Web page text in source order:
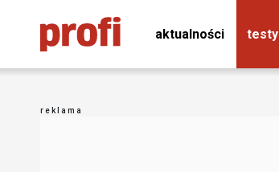
aktualności testy